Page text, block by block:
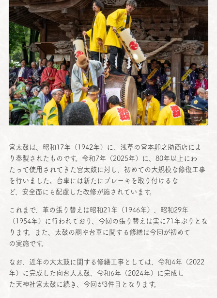
＋ 拡大
宮太鼓 は、 昭和 17年（1942年）に、 浅草 の宮本卯之助商店 によ
り 奉製 されたものです。 令和7年（2025年）に、80年以上 にわ
たって使用 されてきた宮太鼓 に対し、初めての大規模な修復工事
を行いました。 台車 には新たにブレーキを取り付けるな
ど、 安全面 にも 配慮 した改修が施されています。
これまで、革の張り替えは昭和21年（1946年）、 昭和29年
（1954年）に行われており、 今回 の張り替えは実に71年ぶりとな
ります。また、 太鼓 の胴や台車 に関する修繕は今回 が初めて
の実施です。
なお、 近年 の大太鼓 に関する修繕工事としては、 令和4年（2022
年）に 完成 した 向台大太鼓 令和6年（2024年）に 完成 し
た天神社宮太鼓 に続き、 今回 が3件目 となります。